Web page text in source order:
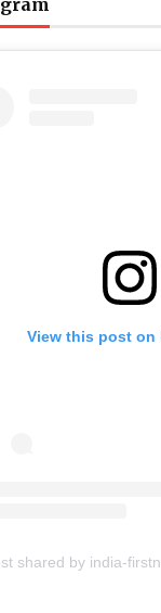
View this post on